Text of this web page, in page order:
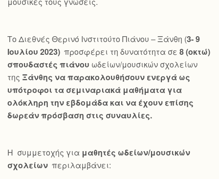
Το Διεθνές Θερινό Ινστιτούτο Πιάνου – Ξάνθη (3- 9
Ιουλίου 2023) προσφέρει τη δυνατότητα σε 8 (οκτώ)
σπουδαστές πιάνου ωδείων/μουσικών σχολείων
της Ξάνθης να παρακολουθήσουν ενεργά ως
υπότροφοι τα σεμιναριακά μαθήματα για
ολόκληρη την εβδομάδα και να έχουν επίσης
δωρεάν πρόσβαση στις συναυλίες.
Η συμμετοχής για μαθητές ωδείων/μουσικών
σχολείων περιλαμβάνει: